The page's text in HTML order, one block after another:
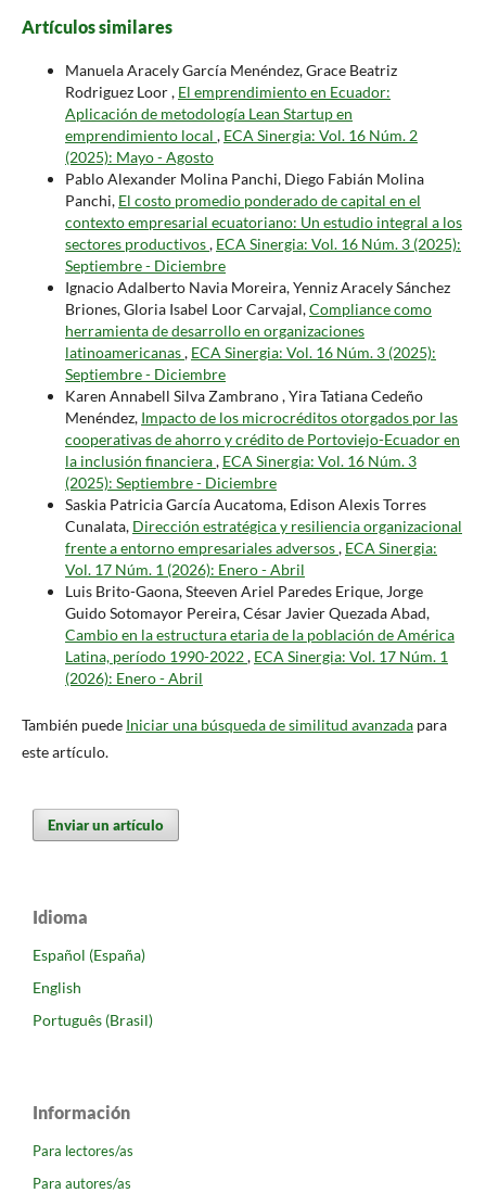
Artículos similares
Manuela Aracely García Menéndez, Grace Beatriz
Rodriguez Loor , El emprendimiento en Ecuador:
Aplicación de metodología Lean Startup en
emprendimiento local , ECA Sinergia: Vol. 16 Núm. 2
(2025): Mayo - Agosto
Pablo Alexander Molina Panchi, Diego Fabián Molina
Panchi, El costo promedio ponderado de capital en el
contexto empresarial ecuatoriano: Un estudio integral a los
sectores productivos, ECA Sinergia: Vol. 16 Núm. 3 (2025):
Septiembre - Diciembre
Ignacio Adalberto Navia Moreira, Yenniz Aracely Sánchez
Briones, Gloria Isabel Loor Carvajal,Compliance como
herramienta de desarrollo en organizaciones
latinoamericanas, ECA Sinergia: Vol. 16 Núm. 3 (2025):
Septiembre - Diciembre
Karen Annabell Silva Zambrano , Yira Tatiana Cedeño
Menéndez, Impacto de los microcréditos otorgados por las
cooperativas de ahorro y crédito de Portoviejo-Ecuador en
la inclusión financiera, ECA Sinergia: Vol. 16 Núm. 3
(2025): Septiembre - Diciembre
Saskia Patricia García Aucatoma, Edison Alexis Torres
Cunalata, Dirección estratégica y resiliencia organizacional
frente a entorno empresariales adversos, ECA Sinergia:
Vol. 17 Núm. 1 (2026): Enero - Abril
Luis Brito-Gaona, Steeven Ariel Paredes Erique, Jorge
Guido Sotomayor Pereira, César Javier Quezada Abad,
Cambio en la estructura etaria de la población de América
Latina, período 1990-2022, ECA Sinergia: Vol. 17 Núm. 1
(2026): Enero - Abril
También puede Iniciar una búsqueda de similitud avanzada para
este artículo.
Enviar un artículo
Idioma
Español (España)
English
Português (Brasil)
Información
Para lectores/as
Para autores/as